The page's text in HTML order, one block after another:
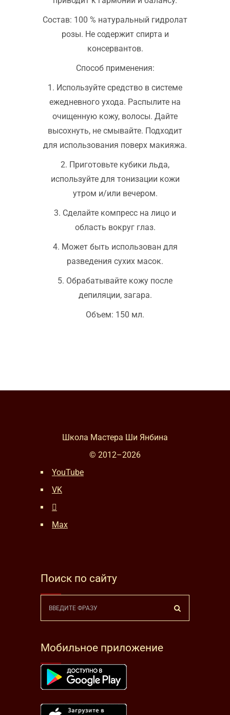
Состав: 100 % натуральный гидролат
розы. Не содержит спирта и
консервантов.
Способ применения:
1. Используйте средство в системе
ежедневного ухода. Распылите на
очищенную кожу, волосы. Дайте
высохнуть, не смывайте. Подходит
для использования поверх макияжа.
2. Приготовьте кубики льда,
используйте для тонизации кожи
утром и/или вечером.
3. Сделайте компресс на лицо и
область вокруг глаз.
4. Может быть использован для
разведения сухих масок.
5. Обрабатывайте кожу после
депиляции, загара.
Объем: 150 мл.
Школа Мастера Ши Янбина
© 2012–2026
YouTube
VK
Max
Поиск по сайту
Мобильное приложение